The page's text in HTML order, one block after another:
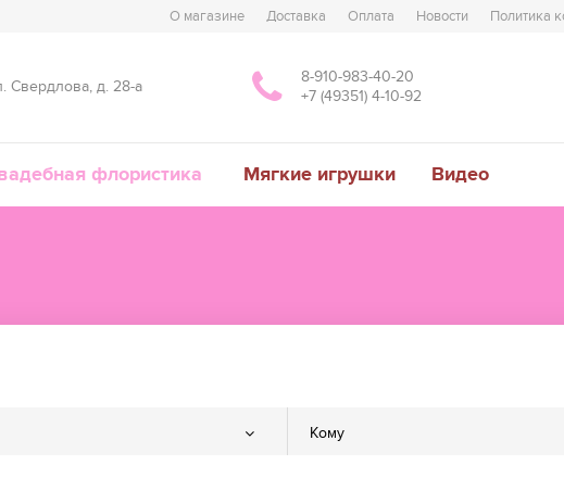
О магазине Доставка Оплата Новости Политика
Свердлова, д. 28-а
8-910-983-40-20
+7 (49351) 4-10-92
флористика Мягкие игрушки Видео
Кому